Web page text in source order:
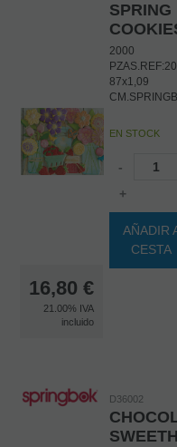
16,80 €
21.00% IVA
incluido
SPRING
2000
87x1,09
EN STOCK
-
+
AÑADIR
CESTA
D36002